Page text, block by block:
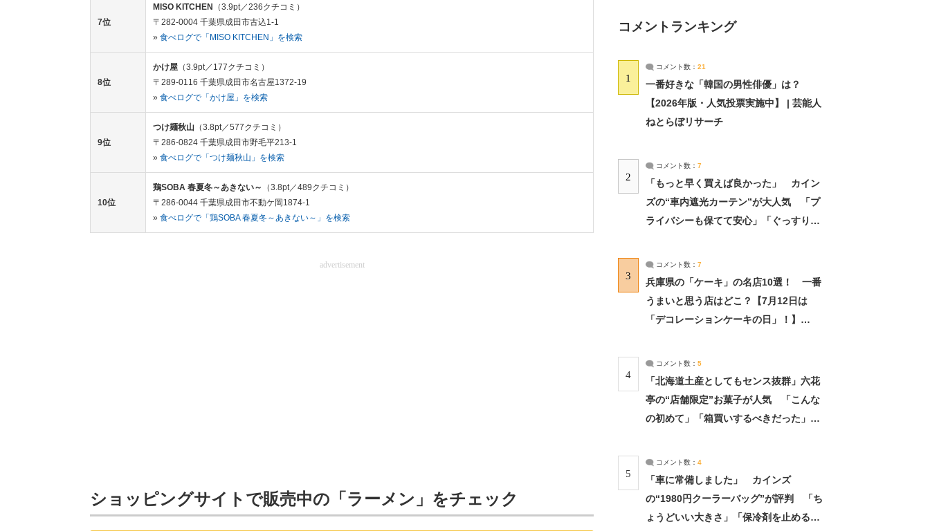
7位
MISO KITCHEN
（3.9pt／236クチコミ）
〒282-0004 千葉県成田市古込1-1
» 食べログで「MISO KITCHEN」を検索
8位
かけ屋 （3.9pt／177クチコミ）
〒289-0116 千葉県成田市名古屋1372-19
» 食べログで「かけ屋」を検索
9位
つけ麺秋山 （3.8pt／577クチコミ）
〒286-0824 千葉県成田市野毛平213-1
» 食べログで「つけ麺秋山」を検索
10位
鶏SOBA 春夏冬～あきない～
（3.8pt／489クチコミ）
〒286-0044 千葉県成田市不動ケ岡1874-1
» 食べログで「鶏SOBA 春夏冬～あきない～」を検索
advertisement
ショッピングサイトで販売中の「ラーメン」をチェック
コメントランキング
1
コメント数： 21
一番好きな「韓国の男性俳優」は？
【2026年版・人気投票実施中】 | 芸能人
ねとらぼリサーチ
2
コメント数： 7
「もっと早く買えば良かった」 カイン
ズの“車内遮光カーテン”が大人気 「プ
ライバシーも保てて安心」「ぐっすり眠
3
コメント数： 7
兵庫県の「ケーキ」の名店10選！ 一番
うまいと思う店はどこ？【7月12日は
「デコレーションケーキの日」！】
4
コメント数： 5
「北海道土産としてもセンス抜群」六花
亭の“店舗限定”お菓子が人気 「こんな
の初めて」「箱買いするべきだった」
5
コメント数： 4
「車に常備しました」 カインズ
の“1980円クーラーバッグ”が評判 「ち
ょうどいい大きさ」「保冷剤を止めるベ